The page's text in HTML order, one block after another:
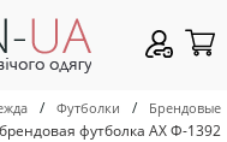
/ Футболки / Брендовые
футболка AX Ф-1392